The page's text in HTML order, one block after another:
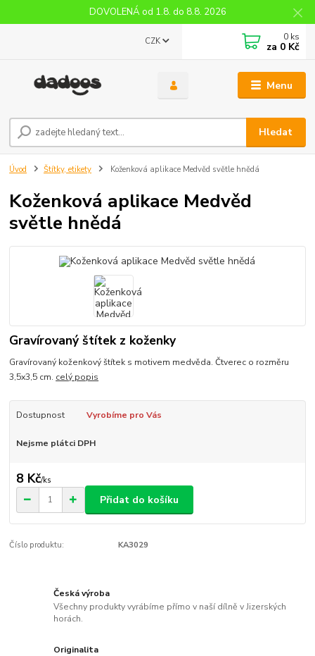
DOVOLENÁ od 1.8. do 8.8. 2026
Menu
CZK
Hledat
0 ks
za 0 Kč
Úvod Štítky, etikety Koženková aplikace Medvěd světle hnědá
Koženková aplikace Medvěd
světle hnědá
Gravírovaný štítek z koženky
Gravírovaný koženkový štítek s motivem medvěda. Čtverec o rozměru
3,5x3,5 cm. celý popis
Dostupnost Vyrobíme pro Vás
Nejsme plátci DPH
8 Kč/ks
Přidat do košíku
Číslo produktu: KA3029
Česká výroba
Všechny produkty vyrábíme přímo v naší dílně v Jizerských
horách.
Originalita